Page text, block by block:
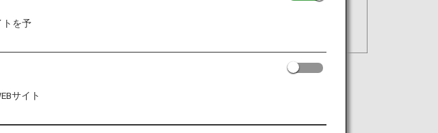
の
約
トを予
サイト